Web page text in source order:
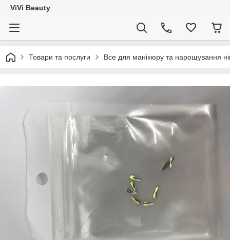
ViVi Beauty
Товари та послуги Все для манікюру та нарощування